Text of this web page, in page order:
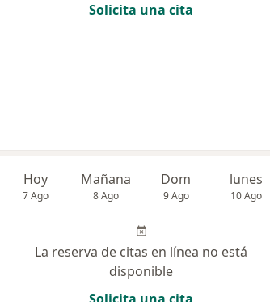
Solicita una cita
Hoy
7 Ago
Mañana
8 Ago
Dom
9 Ago
lunes
10 Ago
La reserva de citas en línea no está
disponible